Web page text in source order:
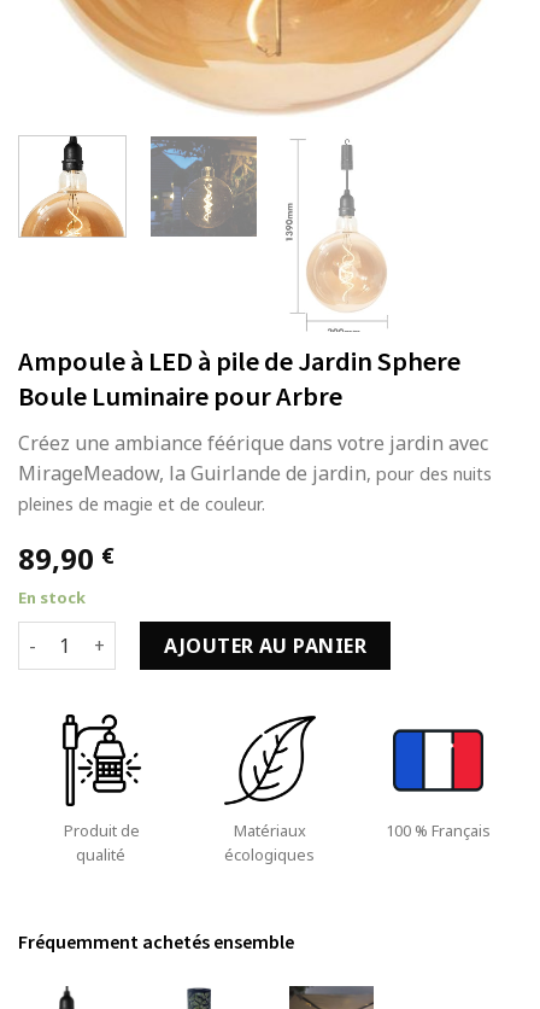
Ampoule à LED à pile de Jardin Sphere
Boule Luminaire pour Arbre
Créez une ambiance féérique dans votre jardin avec
MirageMeadow, la Guirlande de jardin, pour des nuits
pleines de magie et de couleur.
89,90 €
En stock
quantité de Ampoule à LED à pile de Jardin Sphere Boule
AJOUTER AU PANIER
Produit de
qualité
Matériaux
écologiques
100 % Français
Fréquemment achetés ensemble